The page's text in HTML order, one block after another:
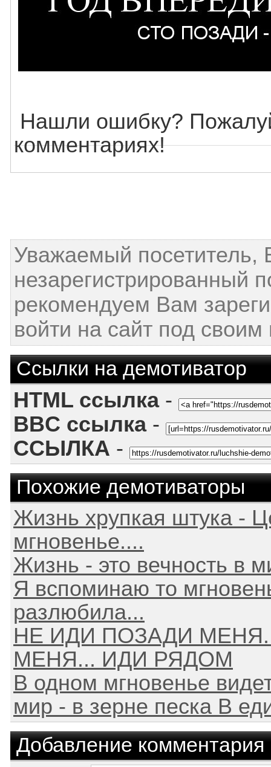
Нашли ошибку?
комментариях!
Уважаемый посетитель,
незарегистрированный
рекомендуем Вам
войти на сайт под
Ссылки на демотиватор
HTML ссылка-
BBC ссылка-
ССЫЛКА -
Похожие демотиваторы
Жизнь хрупкая штука -
мгновенье....
Жизнь - это вечность в
Я вспоминаю то
разлюбила...
НЕ ИДИ ПОЗАДИ
МЕНЯ... ИДИ РЯДОМ
В одном мгновенье
мир - в зерне песка В
Добавление комментария